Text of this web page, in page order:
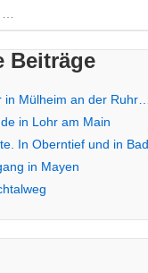
Beiträge
in Mülheim an der Ruhr…
in Lohr am Main
In Oberntief und in
in Mayen